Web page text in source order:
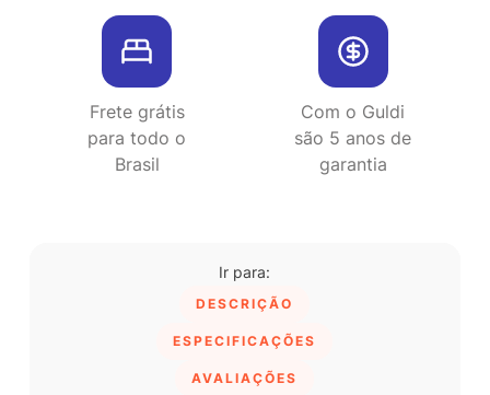
Frete grátis
para todo o
Brasil
Com o Guldi
são 5 anos de
garantia
DESCRIÇÃO
ESPECIFICAÇÕES
AVALIAÇÕES